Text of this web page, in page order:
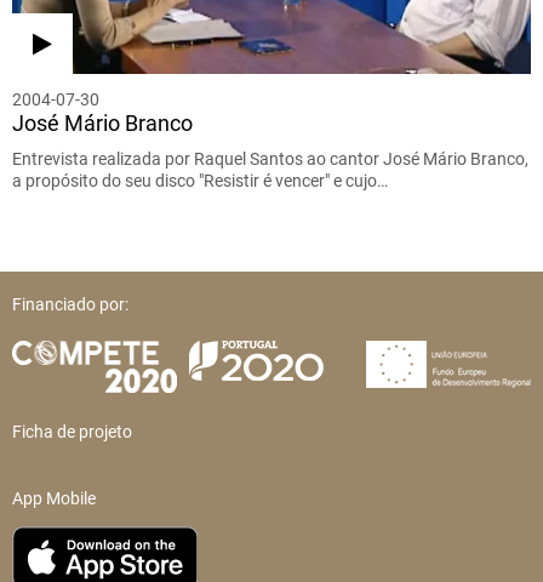
2004-07-30
José Mário Branco
Entrevista realizada por Raquel Santos ao cantor José Mário Branco,
a propósito do seu disco "Resistir é vencer" e cujo…
Financiado por:
Ficha de projeto
App Mobile